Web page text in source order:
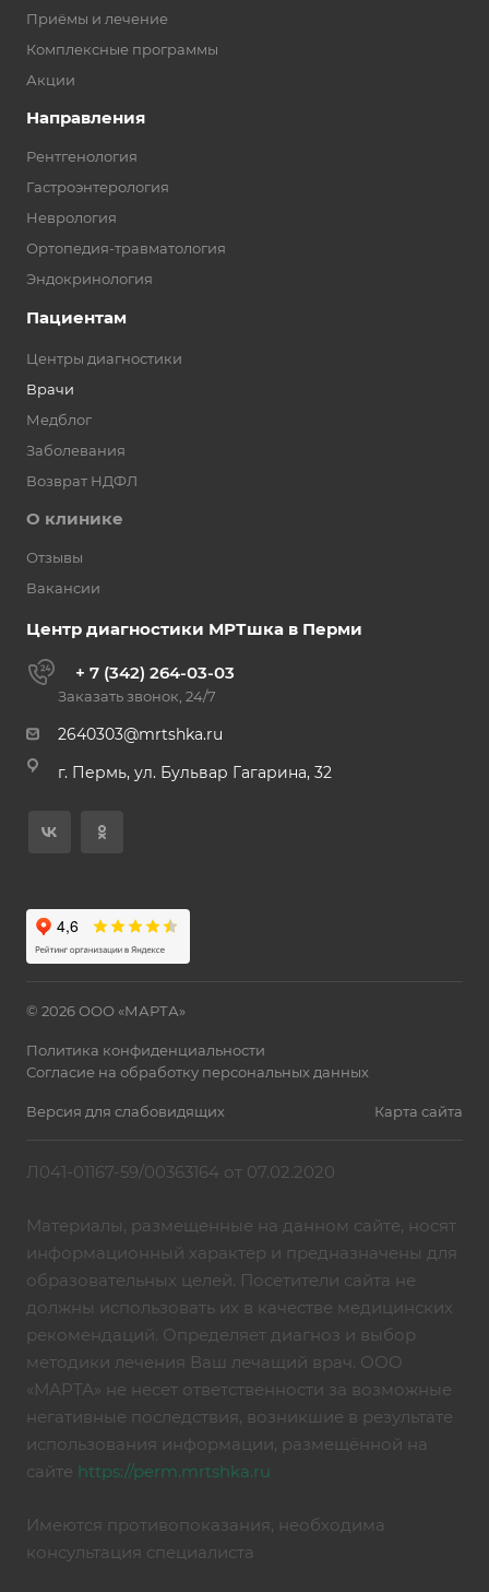
Приёмы и лечение
Комплексные программы
Акции
Направления
Рентгенология
Гастроэнтерология
Неврология
Ортопедия-травматология
Эндокринология
Пациентам
Центры диагностики
Врачи
Медблог
Заболевания
Возврат НДФЛ
О клинике
Отзывы
Вакансии
Центр диагностики МРТшка в Перми
+ 7 (342) 264-03-03
Заказать звонок, 24/7
2640303@mrtshka.ru
г. Пермь, ул. Бульвар Гагарина, 32
© 2026 ООО «МАРТА»
Политика конфиденциальности
Согласие на обработку персональных данных
Версия для слабовидящих Карта сайта
Л041-01167-59/00363164 от 07.02.2020
Материалы, размещенные на данном сайте, носят
информационный характер и предназначены для
образовательных целей. Посетители сайта не
должны использовать их в качестве медицинских
рекомендаций. Определяет диагноз и выбор
методики лечения Ваш лечащий врач. ООО
«МАРТА» не несет ответственности за возможные
негативные последствия, возникшие в результате
использования информации, размещённой на
сайте https://perm.mrtshka.ru
Имеются противопоказания, необходима
консультация специалиста